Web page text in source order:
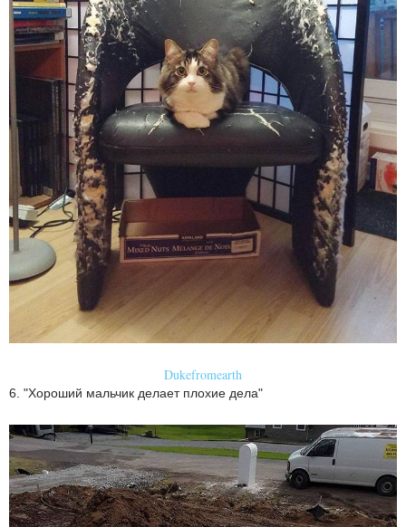
Dukefromearth
6. "Хороший мальчик делает плохие дела"